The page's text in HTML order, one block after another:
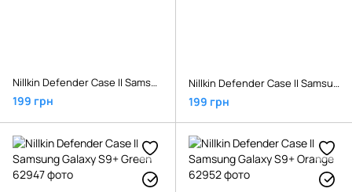
Nillkin Defender Case II Samsung Galaxy S9 Orange
199 грн
Nillkin Defender Case II Samsung Galaxy S9 Red
199 грн